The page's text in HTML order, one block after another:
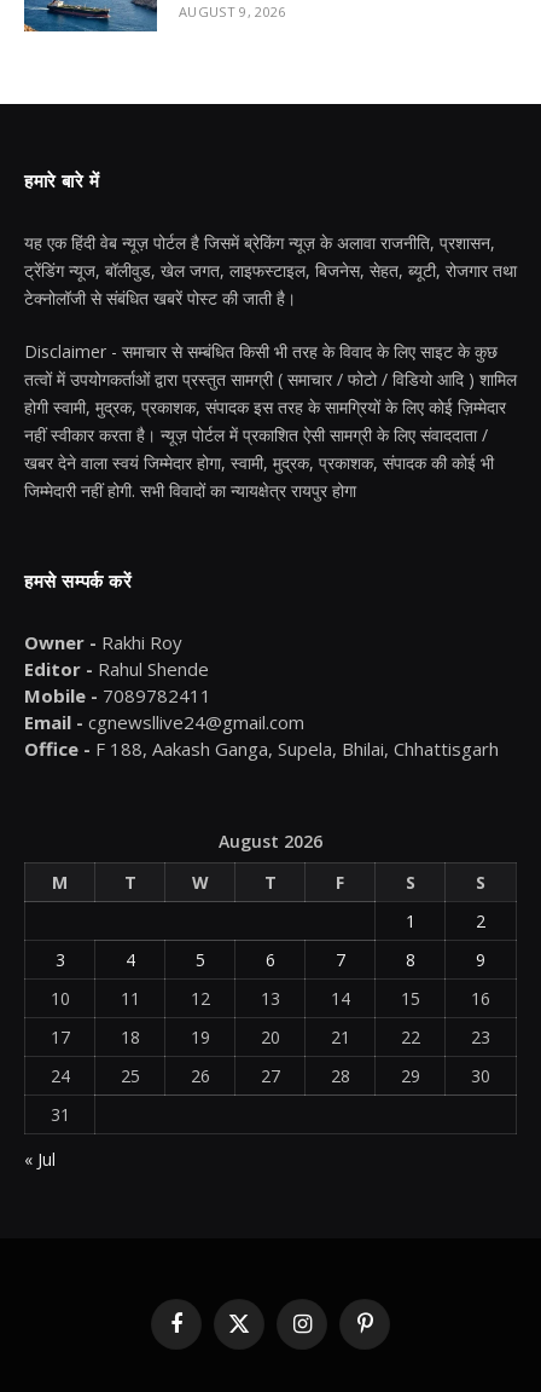
AUGUST 9, 2026
हमारे बारे में
यह एक हिंदी वेब न्यूज़ पोर्टल है जिसमें ब्रेकिंग न्यूज़ के अलावा राजनीति, प्रशासन,
ट्रेंडिंग न्यूज, बॉलीवुड, खेल जगत, लाइफस्टाइल, बिजनेस, सेहत, ब्यूटी, रोजगार तथा
टेक्नोलॉजी से संबंधित खबरें पोस्ट की जाती है।
Disclaimer - समाचार से सम्बंधित किसी भी तरह के विवाद के लिए साइट के कुछ
तत्वों में उपयोगकर्ताओं द्वारा प्रस्तुत सामग्री ( समाचार / फोटो / विडियो आदि ) शामिल
होगी स्वामी, मुद्रक, प्रकाशक, संपादक इस तरह के सामग्रियों के लिए कोई ज़िम्मेदार
नहीं स्वीकार करता है। न्यूज़ पोर्टल में प्रकाशित ऐसी सामग्री के लिए संवाददाता /
खबर देने वाला स्वयं जिम्मेदार होगा, स्वामी, मुद्रक, प्रकाशक, संपादक की कोई भी
जिम्मेदारी नहीं होगी. सभी विवादों का न्यायक्षेत्र रायपुर होगा
हमसे सम्पर्क करें
Owner - Rakhi Roy
Editor - Rahul Shende
Mobile - 7089782411
Email - cgnewsllive24@gmail.com
Office - F 188, Aakash Ganga, Supela, Bhilai, Chhattisgarh
August 2026
M
T W T F S
S
1
2
3
4 5 6 7 8
9
10
11 12 13 14 15
16
17
18 19 20 21 22
23
24
25 26 27 28 29
30
31
« Jul
Facebook
X
(Twitter)
InstagramPinterest